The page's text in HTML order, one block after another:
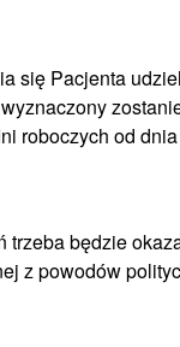
się Pacjenta
roboczych od dnia
będzie
z powodów